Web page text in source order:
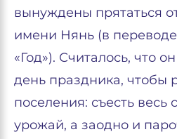
вынуждены прятаться
имени Нянь (в переводе
«Год»). Считалось, что
день праздника, чтобы
поселения: съесть весь
урожай, а заодно и